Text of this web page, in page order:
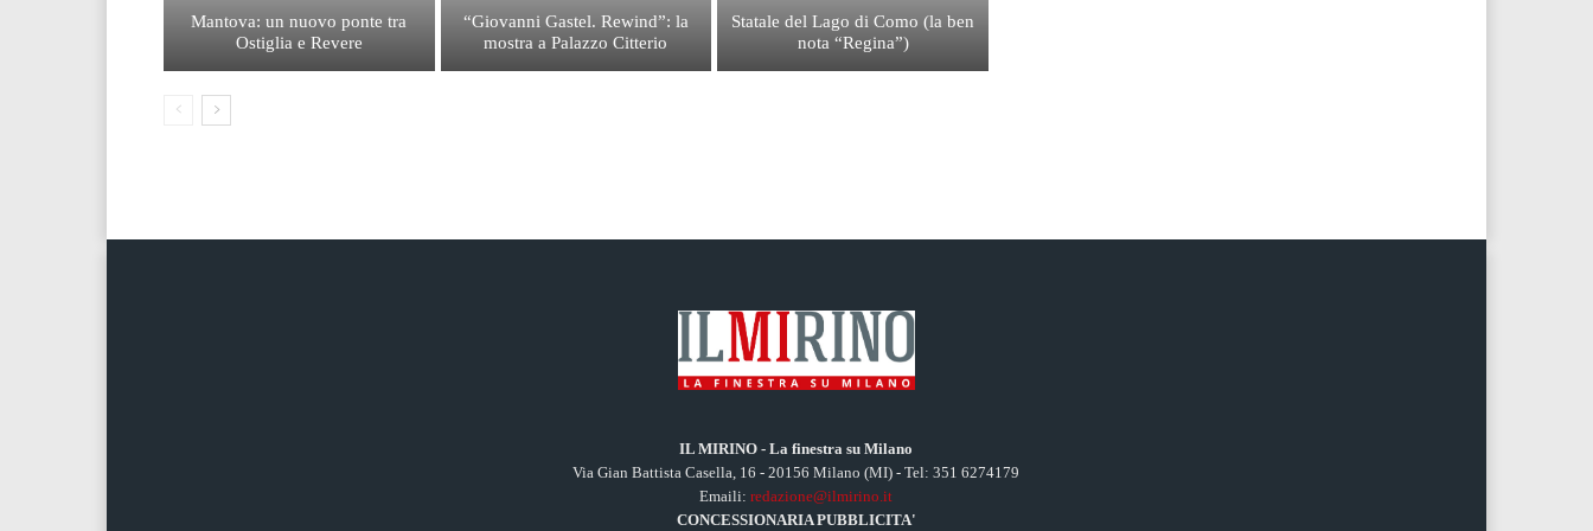
Mantova: un nuovo ponte tra
Ostiglia e Revere
“Giovanni Gastel. Rewind”: la
mostra a Palazzo Citterio
Statale del Lago di Como (la ben
nota “Regina”)
IL MIRINO - La finestra su Milano
Via Gian Battista Casella, 16 - 20156 Milano (MI) - Tel: 351 6274179
Emaili:redazione@ilmirino.it
CONCESSIONARIA PUBBLICITA'